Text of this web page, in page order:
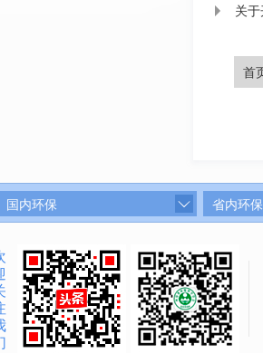
关
首
国内环保 省内环保